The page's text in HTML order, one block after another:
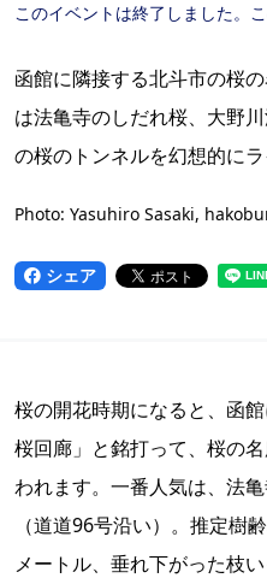
このイベントは終了しました。
函館に隣接する北斗市の桜
は法亀寺のしだれ桜、大野
の桜のトンネルを幻想的にラ
Photo: Yasuhiro Sasaki,
シェア
桜の開花時期になると、函
桜回廊」と銘打って、桜の
われます。一番人気は、法
（道道96号沿い）。推定樹
メートル、垂れ下がった枝